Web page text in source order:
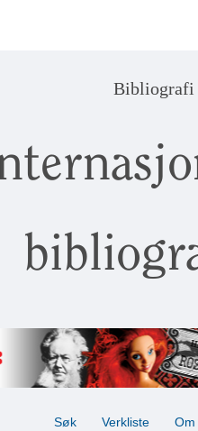
Bibliografi
Søk Verkliste Om